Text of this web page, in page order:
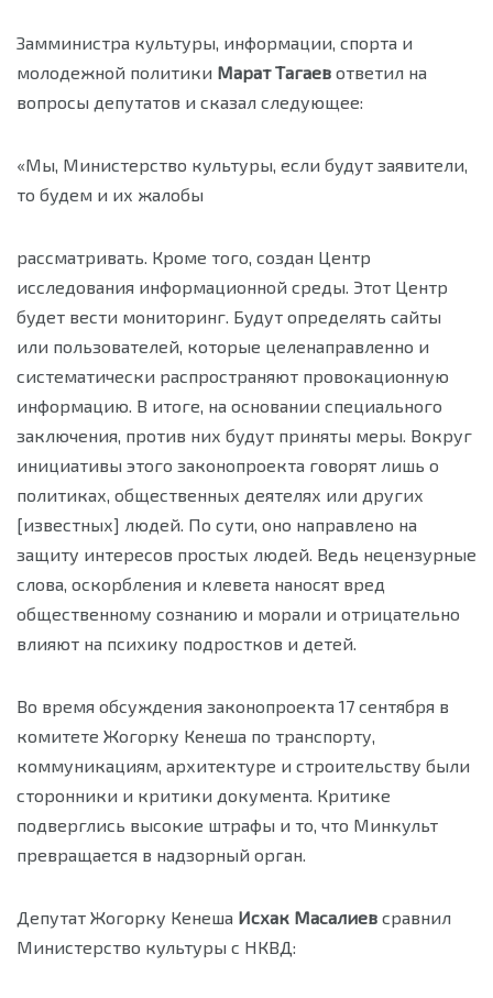
Замминистра культуры, информации, спорта и
молодежной политики Марат Тагаев ответил на
вопросы депутатов и сказал следующее:
«Мы, Министерство культуры, если будут заявители,
то будем и их жалобы
рассматривать. Кроме того, создан Центр
исследования информационной среды. Этот Центр
будет вести мониторинг. Будут определять сайты
или пользователей, которые целенаправленно и
систематически распространяют провокационную
информацию. В итоге, на основании специального
заключения, против них будут приняты меры. Вокруг
инициативы этого законопроекта говорят лишь о
политиках, общественных деятелях или других
[известных] людей. По сути, оно направлено на
защиту интересов простых людей. Ведь нецензурные
слова, оскорбления и клевета наносят вред
общественному сознанию и морали и отрицательно
влияют на психику подростков и детей.
Во время обсуждения законопроекта 17 сентября в
комитете Жогорку Кенеша по транспорту,
коммуникациям, архитектуре и строительству были
сторонники и критики документа. Критике
подверглись высокие штрафы и то, что Минкульт
превращается в надзорный орган.
Депутат Жогорку Кенеша Исхак Масалиев сравнил
Министерство культуры с НКВД: